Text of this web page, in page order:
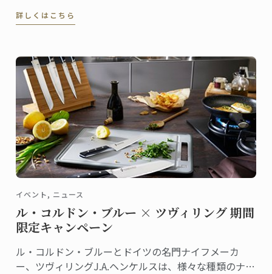
てをしながら、自宅でこの教室を主宰しているのが池
詳しくはこちら
イベント, ニュース
ル・コルドン・ブルー × ツヴィリング 期間
限定キャンペーン
ル・コルドン・ブルーとドイツの名門ナイフメーカ
ー、ツヴィリングJ.A.ヘンケルスは、様々な種類のナイ